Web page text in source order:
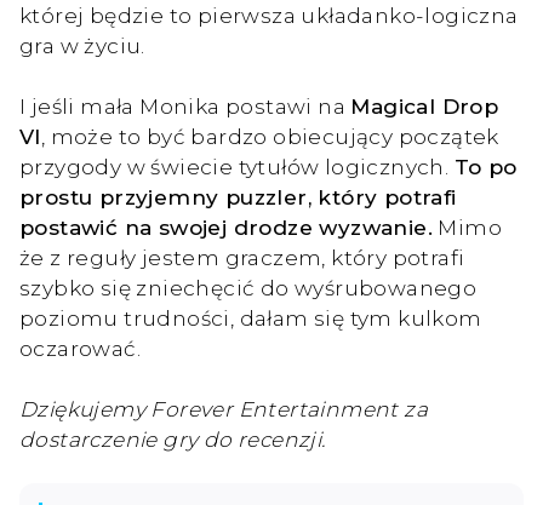
której będzie to pierwsza układanko-logiczna
gra w życiu.
I jeśli mała Monika postawi na Magical Drop
VI , może to być bardzo obiecujący początek
przygody w świecie tytułów logicznych. To po
prostu przyjemny puzzler, który potrafi
postawić na swojej drodze wyzwanie. Mimo
że z reguły jestem graczem, który potrafi
szybko się zniechęcić do wyśrubowanego
poziomu trudności, dałam się tym kulkom
oczarować.
Dziękujemy Forever Entertainment za
dostarczenie gry do recenzji.